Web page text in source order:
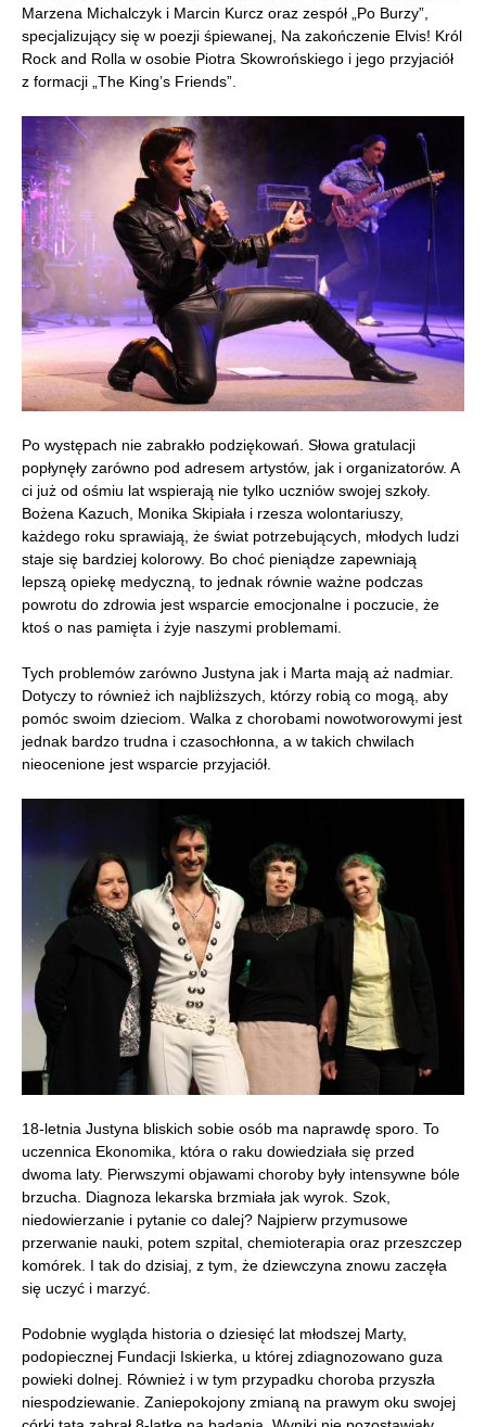
Marzena Michalczyk i Marcin Kurcz oraz zespół „Po Burzy”,
specjalizujący się w poezji śpiewanej, Na zakończenie Elvis! Król
Rock and Rolla w osobie Piotra Skowrońskiego i jego przyjaciół
z formacji „The King’s Friends”.
Po występach nie zabrakło podziękowań. Słowa gratulacji
popłynęły zarówno pod adresem artystów, jak i organizatorów. A
ci już od ośmiu lat wspierają nie tylko uczniów swojej szkoły.
Bożena Kazuch, Monika Skipiała i rzesza wolontariuszy,
każdego roku sprawiają, że świat potrzebujących, młodych ludzi
staje się bardziej kolorowy. Bo choć pieniądze zapewniają
lepszą opiekę medyczną, to jednak równie ważne podczas
powrotu do zdrowia jest wsparcie emocjonalne i poczucie, że
ktoś o nas pamięta i żyje naszymi problemami.
Tych problemów zarówno Justyna jak i Marta mają aż nadmiar.
Dotyczy to również ich najbliższych, którzy robią co mogą, aby
pomóc swoim dzieciom. Walka z chorobami nowotworowymi jest
jednak bardzo trudna i czasochłonna, a w takich chwilach
nieocenione jest wsparcie przyjaciół.
18-letnia Justyna bliskich sobie osób ma naprawdę sporo. To
uczennica Ekonomika, która o raku dowiedziała się przed
dwoma laty. Pierwszymi objawami choroby były intensywne bóle
brzucha. Diagnoza lekarska brzmiała jak wyrok. Szok,
niedowierzanie i pytanie co dalej? Najpierw przymusowe
przerwanie nauki, potem szpital, chemioterapia oraz przeszczep
komórek. I tak do dzisiaj, z tym, że dziewczyna znowu zaczęła
się uczyć i marzyć.
Podobnie wygląda historia o dziesięć lat młodszej Marty,
podopiecznej Fundacji Iskierka, u której zdiagnozowano guza
powieki dolnej. Również i w tym przypadku choroba przyszła
niespodziewanie. Zaniepokojony zmianą na prawym oku swojej